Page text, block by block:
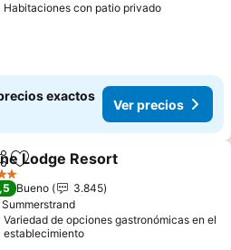
Habitaciones con patio privadoVer
exactos
Ver precios
Agregar a favoritos
Lodge Resort
Bueno
3.845
Summerstrand
Variedad de opciones gastronómicas en el
establecimiento